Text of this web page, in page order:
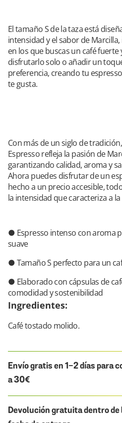
El tamaño S de la taza está
intensidad y el sabor de
en los que buscas un café fuerte
disfrutarlo solo o añadir un
preferencia, creando tu
te gusta.
Con más de un siglo de
Espresso refleja la pasión de
garantizando calidad, aroma y
Ahora puedes disfrutar de un
hecho a un precio accesible,
la intensidad que caracteriza a
● Espresso intenso con aroma
suave
● Tamaño S perfecto para un
● Elaborado con cápsulas de
comodidad y sostenibilidad
Ingredientes:
Café tostado molido.
Envío gratis en 1-2 días para
a 30€
Devolución gratuita dentro de